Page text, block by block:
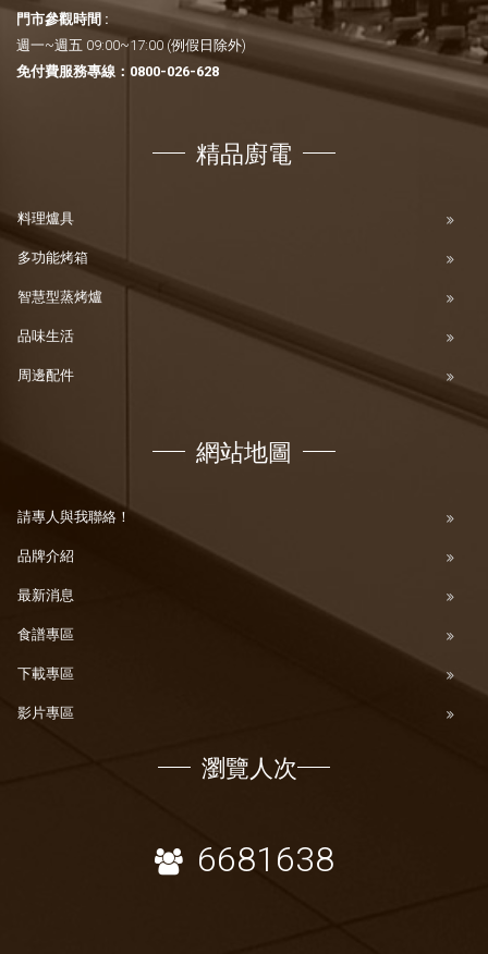
門市參觀時間 :
週一~週五 09:00~17:00 (例假日除外)
免付費服務專線： 0800-026-628
精品廚電
料理爐具
多功能烤箱
智慧型蒸烤爐
品味生活
周邊配件
網站地圖
請專人與我聯絡！
品牌介紹
最新消息
食譜專區
下載專區
影片專區
瀏覽人次
6681638